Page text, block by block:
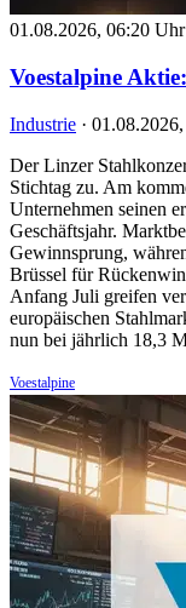
01.08.2026, 06:20 Uhr
Voestalpine
Industrie ·
Der Linzer
Stichtag zu. Am
Unternehmen seinen
Geschäftsjahr.
Gewinnsprung,
Brüssel für
Anfang Juli greifen
europäischen
nun bei jährlich 18,3
Voestalpine